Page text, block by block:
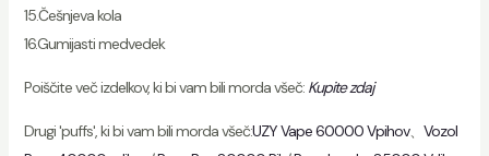
15.Češnjeva kola
16.Gumijasti medvedek
Poiščite več izdelkov, ki bi vam bili morda všeč:Kupite zdaj
Drugi 'puffs', ki bi vam bili morda všeč:UZY Vape 60000 Vpihov、 Vozol